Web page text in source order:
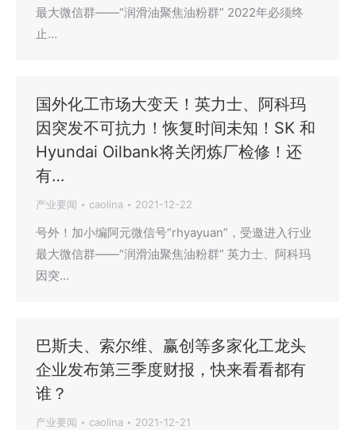
最大微信群——“润滑油聚焦油粉群” 2022年必须终
止…
国外化工市场大变天！英力士、阿科玛
因突发不可抗力！恢复时间未知！SK 和
Hyundai Oilbank将关闭炼厂检修！还
有…
产业要闻 caolina 2021-12-22
号外！加小编阿元微信号“rhyayuan”，受邀进入行业
最大微信群——“润滑油聚焦油粉群” 英力士、阿科玛
因突…
巴斯夫、索尔维、赢创等多家化工龙头
企业发布第三季度财报，快来看看都有
谁？
产业要闻 caolina 2021-12-21